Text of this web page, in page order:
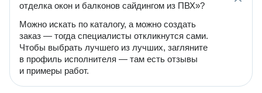
отделка окон и балконов сайдингом из ПВХ»?
Можно искать по каталогу, а можно создать
заказ — тогда специалисты откликнутся сами.
Чтобы выбрать лучшего из лучших, загляните
в профиль исполнителя — там есть отзывы
и примеры работ.